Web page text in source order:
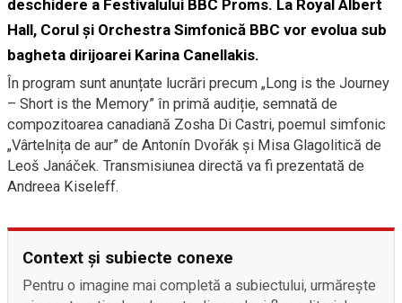
deschidere a Festivalului BBC Proms. La Royal Albert
Hall, Corul și Orchestra Simfonică BBC vor evolua sub
bagheta dirijoarei Karina Canellakis.
În program sunt anunțate lucrări precum „Long is the Journey
– Short is the Memory” în primă audiție, semnată de
compozitoarea canadiană Zosha Di Castri, poemul simfonic
„Vârtelnița de aur” de Antonín Dvořák și Misa Glagolitică de
Leoš Janáček. Transmisiunea directă va fi prezentată de
Andreea Kiseleff.
Context și subiecte conexe
Pentru o imagine mai completă a subiectului, urmărește